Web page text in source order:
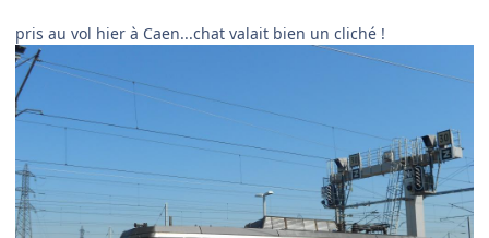
pris au vol hier à Caen...chat valait bien un cliché !